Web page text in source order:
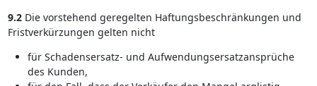
9.2Die vorstehend geregelten Haftungsbeschränkungen und
Fristverkürzungen gelten nicht
für Schadensersatz- und Aufwendungsersatzansprüche
des Kunden,